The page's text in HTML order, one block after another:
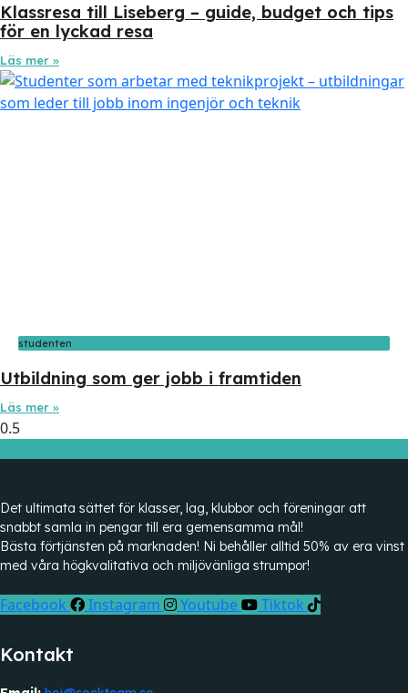
Klassresa till Liseberg – guide, budget och tips
för en lyckad resa
Läs mer »
studenten
Utbildning som ger jobb i framtiden
Läs mer »
Det ultimata sättet för klasser, lag, klubbor och föreningar att
snabbt samla in pengar till era gemensamma mål!
Bästa förtjänsten på marknaden! Ni behåller alltid 50% av era vinst
med våra högkvalitativa och miljövänliga strumpor!
Facebook Instagram Youtube Tiktok
Kontakt